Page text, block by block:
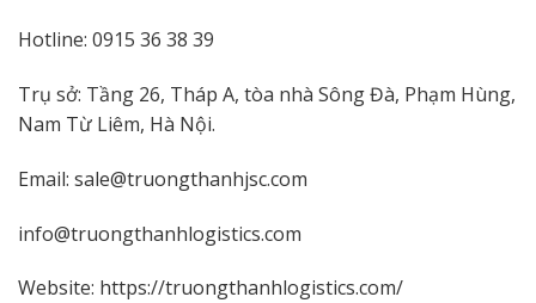
Hotline: 0915 36 38 39
Trụ sở: Tầng 26, Tháp A, tòa nhà Sông Đà, Phạm Hùng,
Nam Từ Liêm, Hà Nội.
Email: sale@truongthanhjsc.com
info@truongthanhlogistics.com
Website: https://truongthanhlogistics.com/